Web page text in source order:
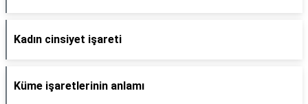
Kadın cinsiyet işareti
Küme işaretlerinin anlamı